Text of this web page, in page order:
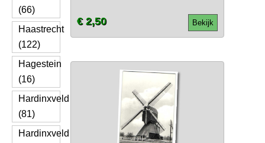
(66)
Haastrecht
(122)
Hagestein
(16)
Hardinxveld
(81)
Hardinxveld
Bekijk
€ 2,50